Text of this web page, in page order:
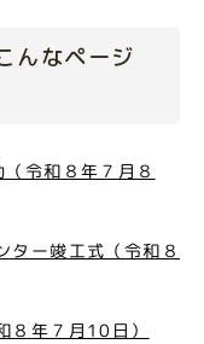
んなページ
令和８年７月８
ター竣工式（令和８
８年７月10日）